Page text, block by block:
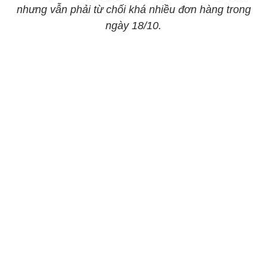
nhưng vẫn phải từ chối khá nhiều đơn hàng trong
ngày 18/10.